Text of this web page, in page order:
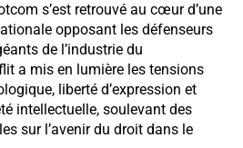
s’est retrouvé au cœur d’une
opposant les défenseurs
de l’industrie du
a mis en lumière les tensions
liberté d’expression et
intellectuelle, soulevant des
sur l’avenir du droit dans le